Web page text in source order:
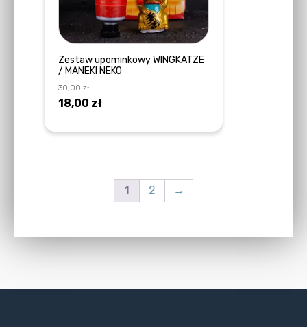
Zestaw upominkowy WINGKATZE
/ MANEKI NEKO
30,00zł
Pierwotna
wynosiła:
18,00 złAktualna
wynosi:
1 2 →